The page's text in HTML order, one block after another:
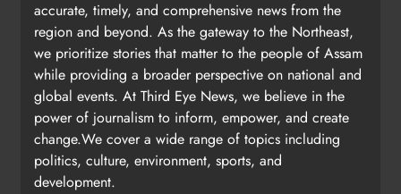
accurate, timely, and comprehensive news from the
region and beyond. As the gateway to the Northeast,
we prioritize stories that matter to the people of Assam
while providing a broader perspective on national and
global events. At Third Eye News, we believe in the
power of journalism to inform, empower, and create
change.We cover a wide range of topics including
politics, culture, environment, sports, and
development.